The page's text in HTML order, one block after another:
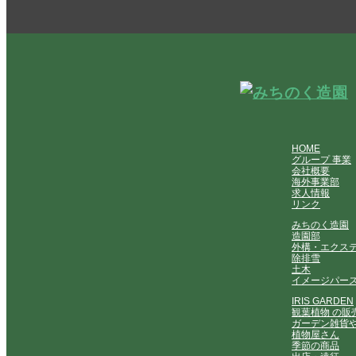
HOME
グループ 事業
会社概要
海外事業部
求人情報
リンク
みちのく造園
造園部
外構・エクス
除排雪
土木
イメージパー
IRIS GARDEN
観葉植物 の販
ガーデン雑貨
植物屋さん
季節の商品